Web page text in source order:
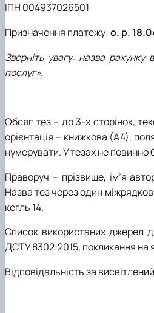
ІПН 004937026501
Призначення платежу:о. р.
Зверніть увагу: назва
послуг».
Обсяг тез – до 3-х сторінок,
орієнтація – книжкова (А4),
нумерувати. У тезах не повинно
Праворуч – прізвище, ім’я
Назва тез через один
кегль 14.
Список використаних джерел
ДСТУ 8302:2015, покликання на
Відповідальність за